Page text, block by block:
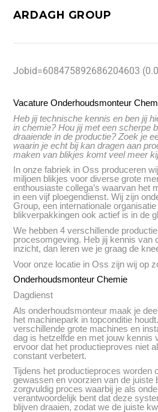
ARDAGH GROUP
Jobid=608475892686204603
Vacature Onderhoudsmonteur
Heb jij technische kennis en ben jij
in chemie? Hou jij met een scherpe
draaiende in de productie? Zoek je
waarin je echt bij kan dragen aan
maken van blikjes komt veel meer
In onze fabriek in Oss produceren
miljoen blikjes voor diverse grote
enthousiaste collega’s waarvan het
in een vijf ploegendienst. Wij zijn
Group, een internationale
blikverpakkingen ook actief is in de
We hebben 4 verschillende
procesomgeving. Heb jij kennis van
inzicht, dan leren we je graag de
Voor onze locatie in Oss zijn wij op
Onderhoudsmonteur Chemie
Dagdienst
Als onderhoudsmonteur maak je
het machinepark in topconditie
verschillende grote machines en
dag is hetzelfde en met jouw kennis
ervoor dat het productieproves niet
constant verbetert.
Tijdens het productieproces worden
gewassen en voorzien van de juiste
zorgvuldig proces waarbij je als
verantwoordelijk bent dat deze
blijven draaien, zodat we de juiste